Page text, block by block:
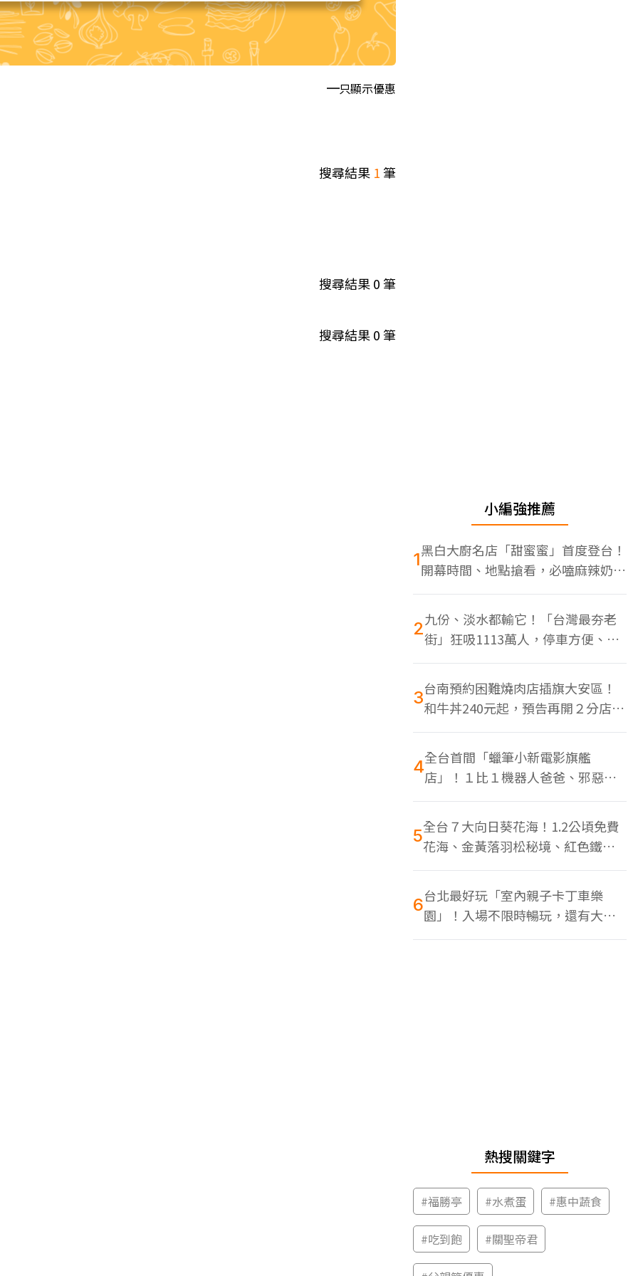
只顯示優惠
搜尋結果 1筆
搜尋結果0筆
搜尋結果0筆
小編強推薦
1黑白大廚名店「甜蜜蜜」首度登台！
開幕時間、地點搶看，必嗑麻辣奶油
蝦
2九份、淡水都輸它！「台灣最夯老
街」狂吸1113萬人，停車方便、特
色美食多
3台南預約困難燒肉店插旗大安區！
和牛丼240元起，預告再開２分店、
地點曝光
4全台首間「蠟筆小新電影旗艦
店」！１比１機器人爸爸、邪惡正
男，百款周邊買翻
5全台７大向日葵花海！1.2公頃免費
花海、金黃落羽松秘境、紅色鐵橋
同框
6台北最好玩「室內親子卡丁車樂
園」！入場不限時暢玩，還有大螢
幕Switch遊戲區
熱搜關鍵字
#福勝亭 #水煮蛋 #惠中蔬食
#吃到飽 #關聖帝君